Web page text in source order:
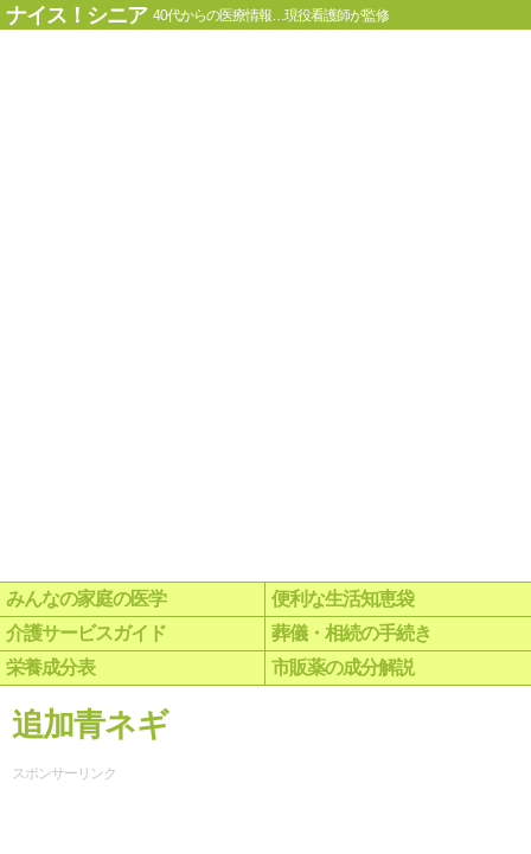
ナイス！シニア 40代からの医療情報…現役看護師が監修
みんなの家庭の医学
便利な生活知恵袋
介護サービスガイド
葬儀・相続の手続き
栄養成分表
市販薬の成分解説
追加青ネギ
スポンサーリンク